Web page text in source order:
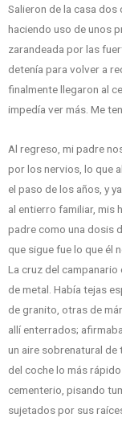
Salieron de la casa
haciendo uso de unos
zarandeada por las
detenía para volver a
finalmente llegaron al
impedía ver más. Me
Al regreso, mi padre
por los nervios, lo que
el paso de los años, y
al entierro familiar, mis
padre como una dosis
que sigue fue lo que él
La cruz del
de metal. Había tejas
de granito, otras de
allí enterrados;
un aire sobrenatural de
del coche lo más
cementerio, pisando
sujetados por sus